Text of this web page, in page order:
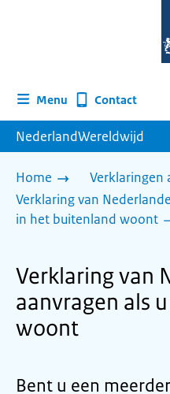
Menu Contact
NederlandWereldwijd
Home
Verklaringen
Verklaring van
in het buitenland woont
Verklaring van
aanvragen als
woont
Bent u een